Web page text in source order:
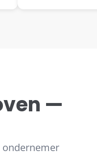
—
ondernemer